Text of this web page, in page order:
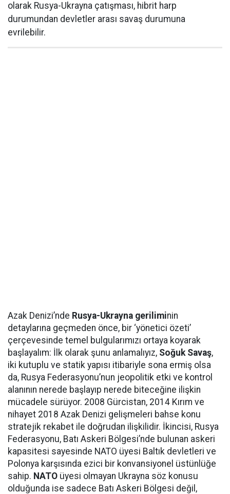
olarak Rusya-Ukrayna çatışması, hibrit harp
durumundan devletler arası savaş durumuna
evrilebilir.
Azak Denizi’nde Rusya-Ukrayna geriliminin
detaylarına geçmeden önce, bir ‘yönetici özeti’
çerçevesinde temel bulgularımızı ortaya koyarak
başlayalım: İlk olarak şunu anlamalıyız, Soğuk Savaş,
iki kutuplu ve statik yapısı itibariyle sona ermiş olsa
da, Rusya Federasyonu’nun jeopolitik etki ve kontrol
alanının nerede başlayıp nerede biteceğine ilişkin
mücadele sürüyor. 2008 Gürcistan, 2014 Kırım ve
nihayet 2018 Azak Denizi gelişmeleri bahse konu
stratejik rekabet ile doğrudan ilişkilidir. İkincisi, Rusya
Federasyonu, Batı Askeri Bölgesi’nde bulunan askeri
kapasitesi sayesinde NATO üyesi Baltık devletleri ve
Polonya karşısında ezici bir konvansiyonel üstünlüğe
sahip. NATO üyesi olmayan Ukrayna söz konusu
olduğunda ise sadece Batı Askeri Bölgesi değil,